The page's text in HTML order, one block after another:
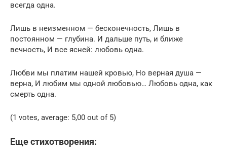
всегда одна.
Лишь в неизменном — бесконечность, Лишь в
постоянном — глубина. И дальше путь, и ближе
вечность, И все ясней: любовь одна.
Любви мы платим нашей кровью, Но верная душа —
верна, И любим мы одной любовью… Любовь одна, как
смерть одна.
(1 votes, average: 5,00 out of 5)
Еще стихотворения: